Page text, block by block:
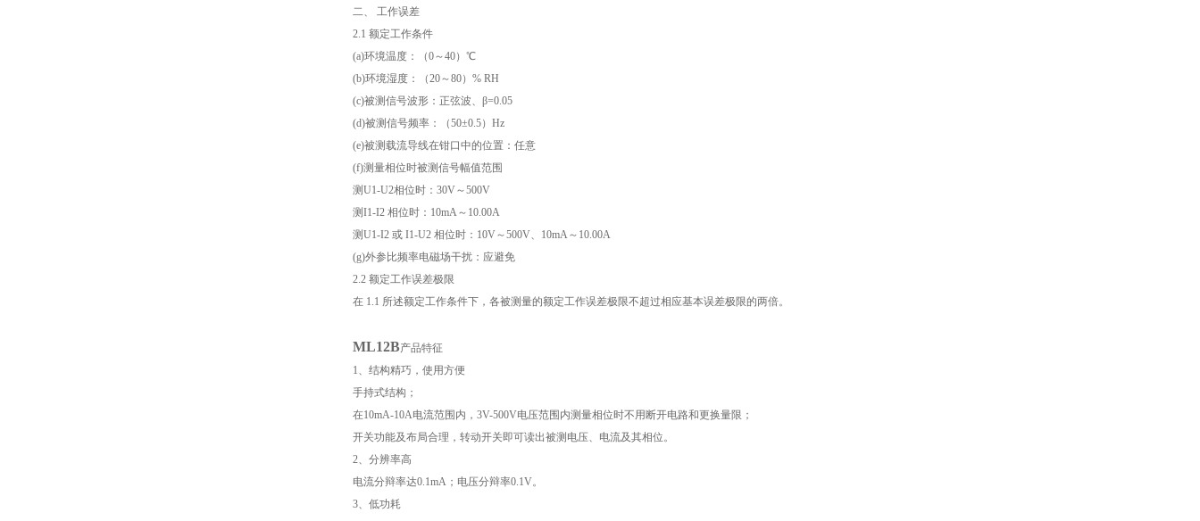
二、 工作误差
2.1 额定工作条件
(a)环境温度：（0～40）℃
(b)环境湿度：（20～80）% RH
(c)被测信号波形：正弦波、β=0.05
(d)被测信号频率：（50±0.5）Hz
(e)被测载流导线在钳口中的位置：任意
(f)测量相位时被测信号幅值范围
测U1-U2相位时：30V～500V
测I1-I2 相位时：10mA～10.00A
测U1-I2 或 I1-U2 相位时：10V～500V、10mA～10.00A
(g)外参比频率电磁场干扰：应避免
2.2 额定工作误差极限
在 1.1 所述额定工作条件下，各被测量的额定工作误差极限不超过相应基本误差极限的两倍。
ML12B产品特征
1、结构精巧，使用方便
手持式结构；
在10mA-10A电流范围内，3V-500V电压范围内测量相位时不用断开电路和更换量限；
开关功能及布局合理，转动开关即可读出被测电压、电流及其相位。
2、分辨率高
电流分辩率达0.1mA；电压分辩率0.1V。
3、低功耗